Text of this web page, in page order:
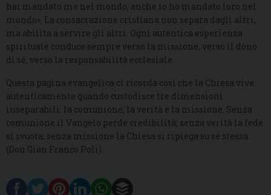
hai mandato me nel mondo, anche io ho mandato loro nel
mondo». La consacrazione cristiana non separa dagli altri,
ma abilita a servire gli altri. Ogni autentica esperienza
spirituale conduce sempre verso la missione, verso il dono
di sé, verso la responsabilità ecclesiale.
Questa pagina evangelica ci ricorda così che la Chiesa vive
autenticamente quando custodisce tre dimensioni
inseparabili: la comunione, la verità e la missione. Senza
comunione il Vangelo perde credibilità; senza verità la fede
si svuota; senza missione la Chiesa si ripiega su sé stessa
(Don Gian Franco Poli).